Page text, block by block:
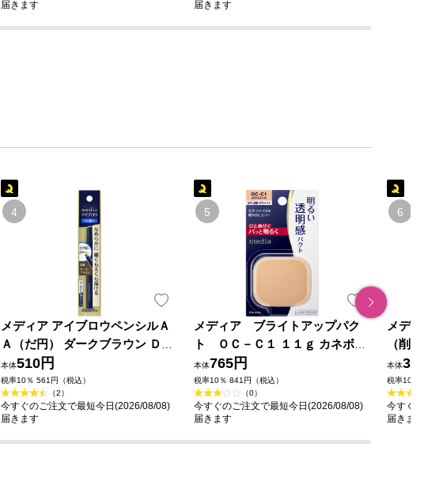
届きます
届きます
メディア アイブロウペンシルＡ
Ａ（だ円） ダークブラウン ＤＢ
カネボウ化粧品
本体510円
税率10％ 561円（税込）
（2）
今すぐのご注文で最短今日(2026/08/08)
届きます
メディア ブライトアップパク
ト ＯＣ－Ｃ１ １１ｇ カネボウ
化粧品
本体765円
税率10％ 841円（税込）
（0）
今すぐのご注文で最短今日(2026/08/08)
届きます
メディ
（削
ネボウ
本体
税率10％
今すぐの
届きます